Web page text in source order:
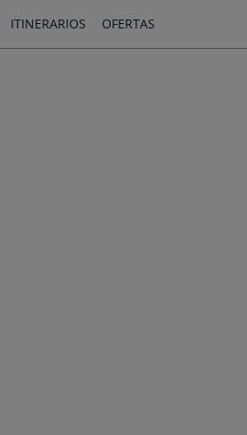
ITINERARIOS OFERTAS